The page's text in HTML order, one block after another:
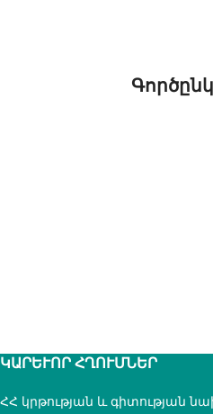
ԿԱՐԵՒՈՐ ՀՂՈՒՄՆԵՐ
ՀՀ կրթության և գիտության